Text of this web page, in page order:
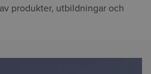
produkter, utbildningar och